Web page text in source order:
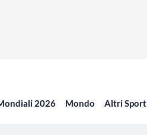
2026 Mondo Altri Sport